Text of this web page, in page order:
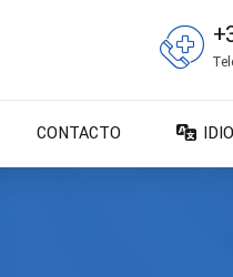
CONTACTO